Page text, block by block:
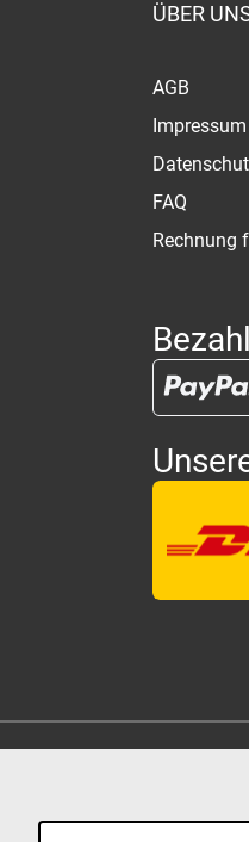
ÜBER
AGB
Impressum
FAQ
Rechnung